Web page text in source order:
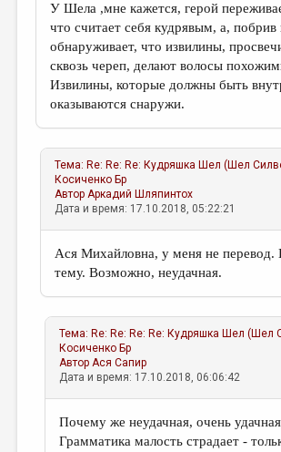
У Шела ,мне кажется, герой
что считает себя кудрявым, а, побрив
обнаруживает, что извилины,
сквозь череп, делают волосы
Извилины, которые должны быть
оказываются снаружи.
Тема: Re: Re: Re: Кудряшка Шел (Шел
Косиченко Бр
АвторАркадий Шляпинтох
Дата и время: 17.10.2018, 05:22:21
Ася Михайловна, у меня не перевод.
тему. Возможно, неудачная.
Тема: Re: Re: Re: Re: Кудряшка Шел (Шел
Косиченко Бр
АвторАся Сапир
Дата и время: 17.10.2018, 06:06:42
Почему же неудачная, очень
Грамматика малость страдает -